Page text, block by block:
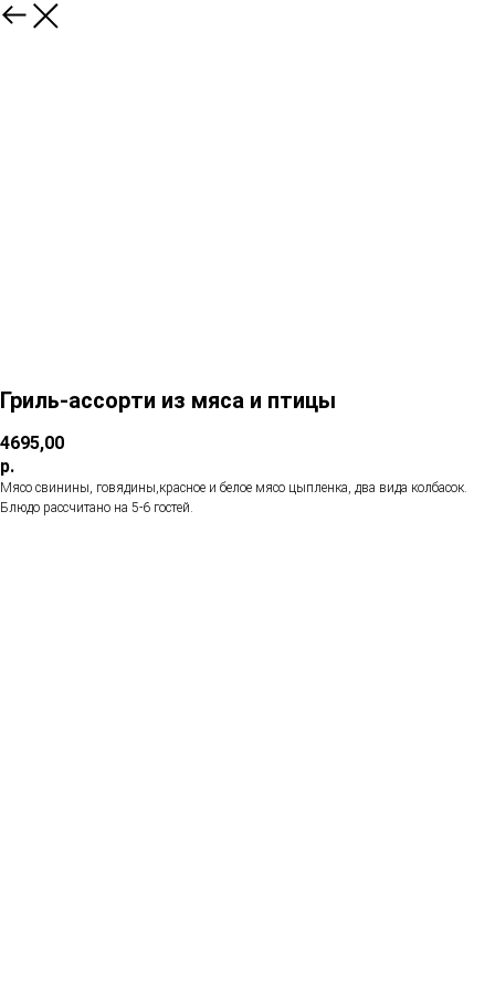
Гриль-ассорти из мяса и птицы
4695,00
р.
Мясо свинины, говядины,красное и белое мясо цыпленка, два вида колбасок.
Блюдо рассчитано на 5-6 гостей.